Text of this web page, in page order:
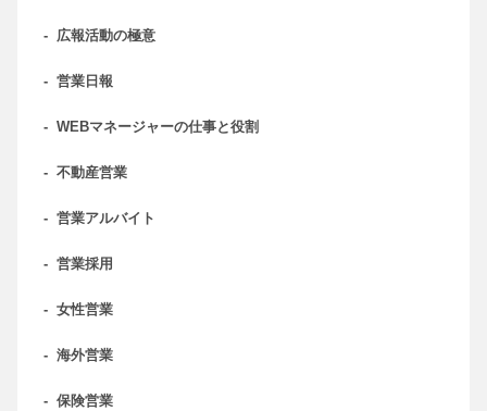
- 広報活動の極意
- 営業日報
- WEBマネージャーの仕事と役割
- 不動産営業
- 営業アルバイト
- 営業採用
- 女性営業
- 海外営業
- 保険営業